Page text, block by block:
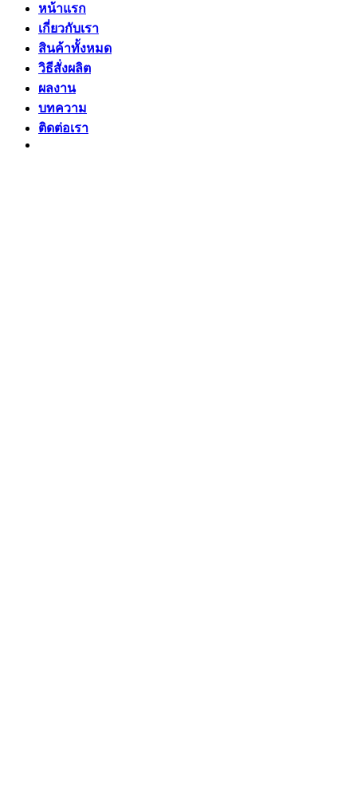
หน้าแรก
เกี่ยวกับเรา
สินค้าทั้งหมด
วิธีสั่งผลิต
ผลงาน
บทความ
ติดต่อเรา